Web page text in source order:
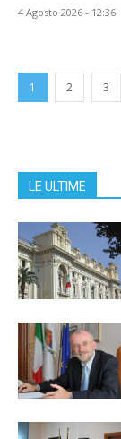
4 Agosto 2026 - 12:36
1 2 3
LE ULTIME